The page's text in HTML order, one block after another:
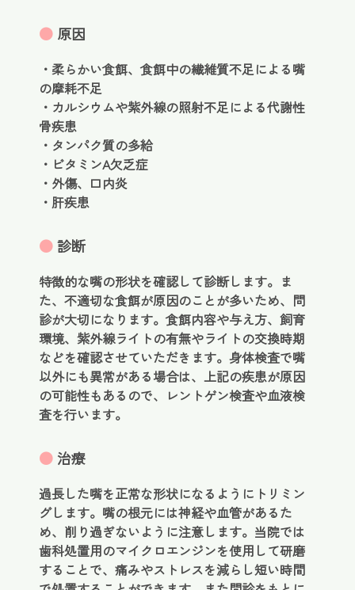
● 原因
・柔らかい食餌、食餌中の繊維質不足による嘴
の摩耗不足
・カルシウムや紫外線の照射不足による代謝性
骨疾患
・タンパク質の多給
・ビタミンA欠乏症
・外傷、口内炎
・肝疾患
●診断
特徴的な嘴の形状を確認して診断します。ま
た、不適切な食餌が原因のことが多いため、問
診が大切になります。食餌内容や与え方、飼育
環境、紫外線ライトの有無やライトの交換時期
などを確認させていただきます。身体検査で嘴
以外にも異常がある場合は、上記の疾患が原因
の可能性もあるので、レントゲン検査や血液検
査を行います。
● 治療
過長した嘴を正常な形状になるようにトリミン
グします。嘴の根元には神経や血管があるた
め、削り過ぎないように注意します。当院では
歯科処置用のマイクロエンジンを使用して研磨
することで、痛みやストレスを減らし短い時間